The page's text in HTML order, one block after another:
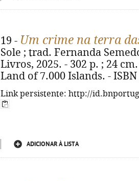
19 - Um crime na terra
Sole ; trad. Fernanda
Livros, 2025. - 302 p. ; 24
Land of 7.000 Islands. - ISBN
Link persistente: http://
ADICIONAR À LISTA